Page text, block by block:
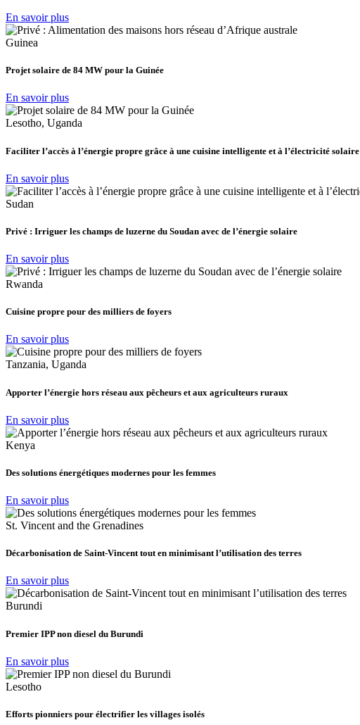
En savoir plus
Guinea
Projet solaire de 84 MW pour la Guinée
En savoir plus
Lesotho, Uganda
Faciliter l’accès à l’énergie propre grâce à une cuisine intelligente et à l’électricité solaire
En savoir plus
Sudan
Privé : Irriguer les champs de luzerne du Soudan avec de l’énergie solaire
En savoir plus
Rwanda
Cuisine propre pour des milliers de foyers
En savoir plus
Tanzania, Uganda
Apporter l’énergie hors réseau aux pêcheurs et aux agriculteurs ruraux
En savoir plus
Kenya
Des solutions énergétiques modernes pour les femmes
En savoir plus
St. Vincent and the Grenadines
Décarbonisation de Saint-Vincent tout en minimisant l’utilisation des terres
En savoir plus
Burundi
Premier IPP non diesel du Burundi
En savoir plus
Lesotho
Efforts pionniers pour électrifier les villages isolés